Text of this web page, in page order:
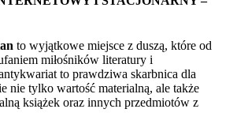
to wyjątkowe miejsce z duszą, które od
miłośników literatury i
to prawdziwa skarbnica dla
nie tylko wartość materialną, ale także
książek oraz innych przedmiotów z